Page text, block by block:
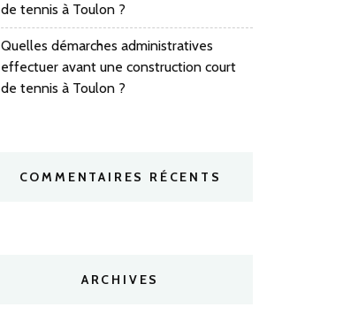
de tennis à Toulon ?
Quelles démarches administratives
effectuer avant une construction court
de tennis à Toulon ?
COMMENTAIRES RÉCENTS
ARCHIVES